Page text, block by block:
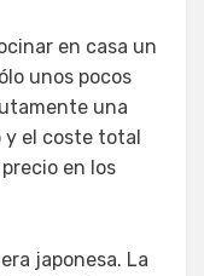
en casa un
unos pocos
una
y el coste total
en los
japonesa. La